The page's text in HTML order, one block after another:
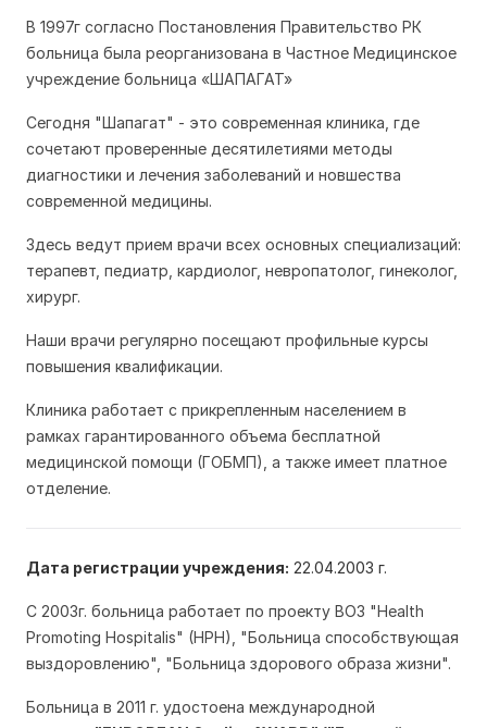
В 1997г согласно Постановления Правительство РК
больница была реорганизована в Частное Медицинское
учреждение больница «ШАПАГАТ»
Сегодня "Шапагат" - это современная клиника, где
сочетают проверенные десятилетиями методы
диагностики и лечения заболеваний и новшества
современной медицины.
Здесь ведут прием врачи всех основных специализаций:
терапевт, педиатр, кардиолог, невропатолог, гинеколог,
хирург.
Наши врачи регулярно посещают профильные курсы
повышения квалификации.
Клиника работает с прикрепленным населением в
рамках гарантированного объема бесплатной
медицинской помощи (ГОБМП), а также имеет платное
отделение.
Дата регистрации учреждения: 22.04.2003 г.
С 2003г. больница работает по проекту ВОЗ "Health
Promoting Hospitalis" (HPH), "Больница способствующая
выздоровлению", "Больница здорового образа жизни".
Больница в 2011 г. удостоена международной